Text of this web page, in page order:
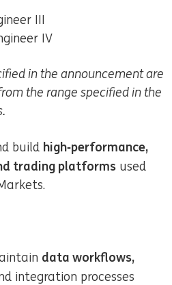
III
IV
in the announcement are
the range specified in the
build high‑performance,
trading platforms used
data workflows,
integration processes